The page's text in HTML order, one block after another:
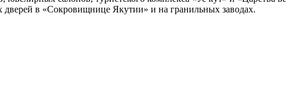
в «Сокровищнице Якутии» и на гранильных заводах.